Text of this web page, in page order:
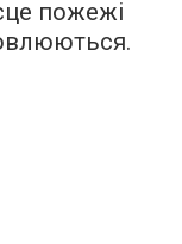
пожежі